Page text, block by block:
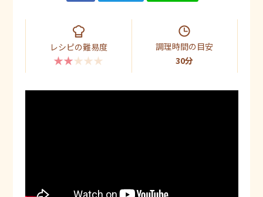
レシピの難易度
★★★★★
調理時間の目安
30分